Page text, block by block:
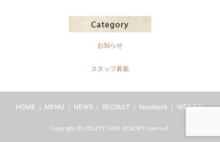
お知らせ
スタッフ募集
HOME ｜ MENU ｜ NEWS ｜ RECRUIT ｜ facebook ｜ WEB予約
Copyright © ABILITY HAIR RESORT.reserved.